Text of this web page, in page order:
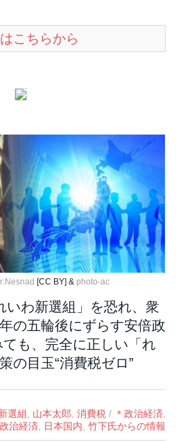
こちらから
[CC BY] & photo-ac
いわ新選組」を恐れ、衆
の五輪後にずらす安倍政
も、完全に正しい「れ
の目玉“消費税ゼロ”
選組
山本太郎 消費税 / ＊政治経済
政治経済
日本国内 竹下氏からの情報